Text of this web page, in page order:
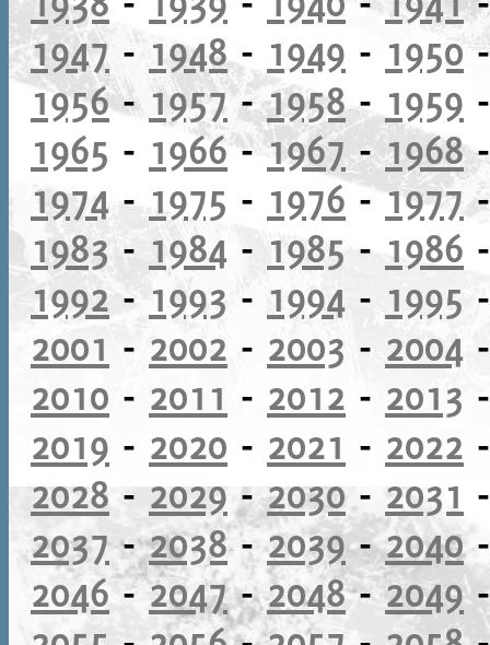
1947 - 1948- 1949 - 1950
1956- 1957-1958- 1959
1965 - 1966-1967-1968
1974 - 1975 - 1976 -1977
1983- 1984 - 1985 - 1986
1992-1993 - 1994 - 1995
2001 - 2002 - 2003 - 2004
2010 - 2011 - 2012 - 2013
2019 - 2020 - 2021 - 2022
2028 - 2029 -2030- 2031
2037-2038-2039-2040
2046-2047-2048-2049